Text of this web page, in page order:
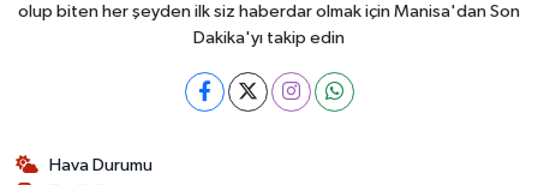
olup biten her şeyden ilk siz haberdar olmak için Manisa'dan Son
Dakika'yı takip edin
Hava Durumu